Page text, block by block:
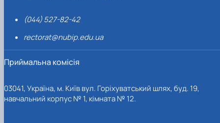
(044) 527-82-42
rectorat@nubip.edu.ua
Приймальна комісія
03041, Україна, м. Київ вул. Горіхуватський шлях, буд. 19,
навчальний корпус № 1, кімната № 12.